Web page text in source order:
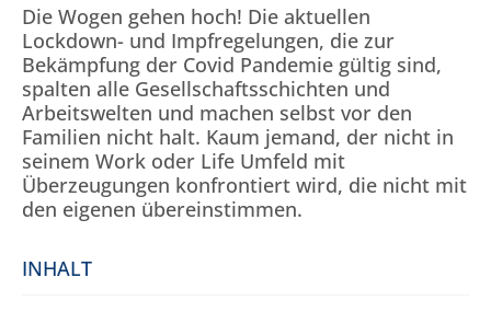
Die Wogen gehen hoch! Die aktuellen
Lockdown- und Impfregelungen, die zur
Bekämpfung der Covid Pandemie gültig sind,
spalten alle Gesellschaftsschichten und
Arbeitswelten und machen selbst vor den
Familien nicht halt. Kaum jemand, der nicht in
seinem Work oder Life Umfeld mit
Überzeugungen konfrontiert wird, die nicht mit
den eigenen übereinstimmen.
INHALT